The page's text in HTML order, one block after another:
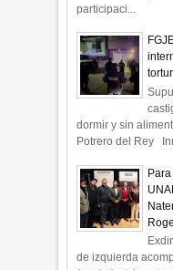
participaci...
dormir y sin
Potrero del Rey
de izquierda